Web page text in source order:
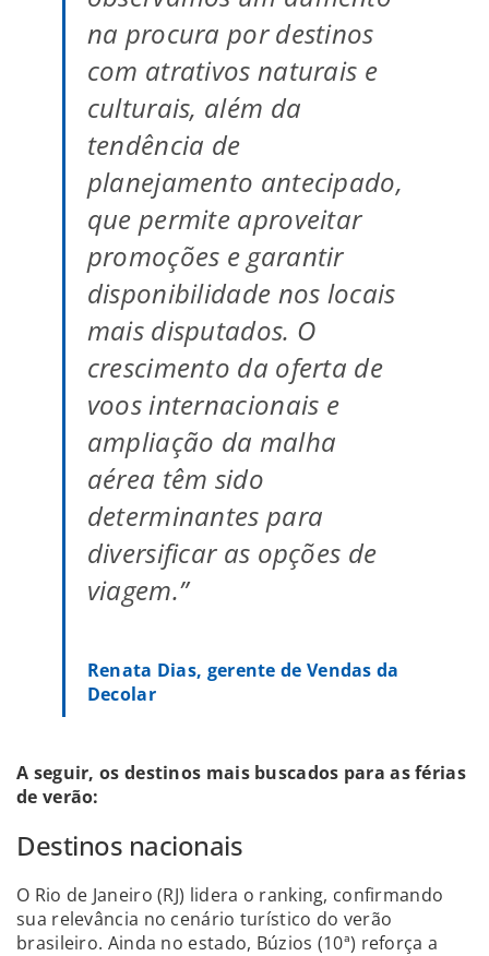
na procura por destinos
com atrativos naturais e
culturais, além da
tendência de
planejamento antecipado,
que permite aproveitar
promoções e garantir
disponibilidade nos locais
mais disputados. O
crescimento da oferta de
voos internacionais e
ampliação da malha
aérea têm sido
determinantes para
diversificar as opções de
viagem.”
Renata Dias, gerente de Vendas da
Decolar
A seguir, os destinos mais buscados para as férias
de verão:
Destinos nacionais
O Rio de Janeiro (RJ) lidera o ranking, confirmando
sua relevância no cenário turístico do verão
brasileiro. Ainda no estado, Búzios (10ª) reforça a